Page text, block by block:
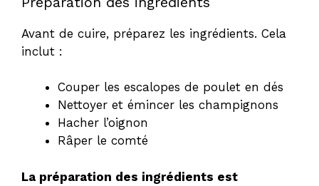
Avant de cuire, préparez les ingrédients. Cela
inclut :
Couper les escalopes de poulet en dés
Nettoyer et émincer les champignons
Hacher l’oignon
Râper le comté
La préparation des ingrédients est